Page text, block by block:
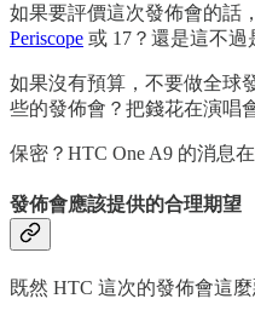
如果要評價這次發佈會的話
Periscope 或 17？還是這不過
如果沒有預算，不要做全球
些的發佈會？把錢花在演唱
保密？HTC One A9 的消息
發佈會應該提供的合理期望
既然 HTC 這次的發佈會這